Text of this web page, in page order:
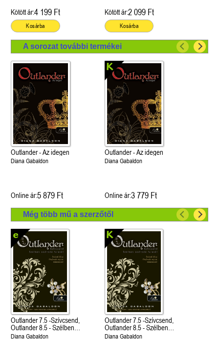
Kötött ár:4 199 Ft
Kosárba
Kötött ár:2 099 Ft
Kosárba
A sorozat további termékei
Outlander - Az idegen
Diana Gabaldon
Online ár:5 879 Ft
Outlander - Az idegen
Diana Gabaldon
Online ár:3 779 Ft
Még több mű a szerzőtől
Outlander 7.5 -Szívcsend,
Outlander 8.5 - Szélben
sodródó falevél
Diana Gabaldon
Outlander 7.5 -Szívcsend,
Outlander 8.5 - Szélben
sodródó falevél
Diana Gabaldon